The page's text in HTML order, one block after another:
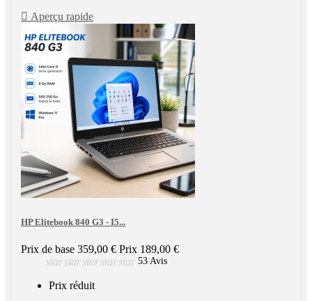
 Aperçu rapide
HP Elitebook 840 G3 - I5...
Prix de base 359,00 € Prix 189,00 €
starstarstarstarstar 53 Avis
Prix réduit